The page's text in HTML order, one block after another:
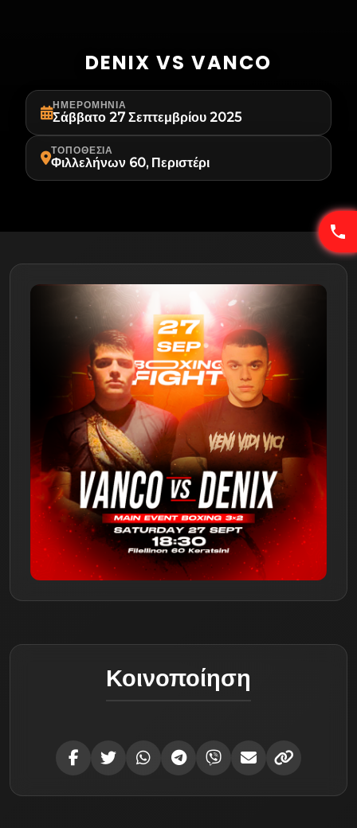
DENIX VS VANCO
ΗΜΕΡΟΜΗΝΊΑ
Σάββατο 27 Σεπτεμβρίου 2025
ΤΟΠΟΘΕΣΊΑ
Φιλλελήνων 60, Περιστέρι
Κοινοποίηση